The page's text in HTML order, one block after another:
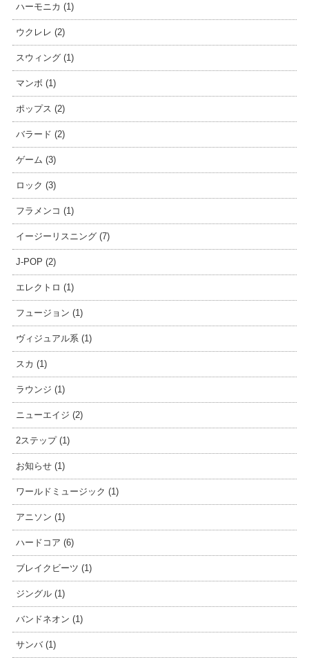
ハーモニカ (1)
ウクレレ (2)
スウィング (1)
マンボ (1)
ポップス (2)
バラード (2)
ゲーム (3)
ロック (3)
フラメンコ (1)
イージーリスニング (7)
J-POP (2)
エレクトロ (1)
フュージョン (1)
ヴィジュアル系 (1)
スカ (1)
ラウンジ (1)
ニューエイジ (2)
2ステップ (1)
お知らせ (1)
ワールドミュージック (1)
アニソン (1)
ハードコア (6)
ブレイクビーツ (1)
ジングル (1)
バンドネオン (1)
サンバ (1)